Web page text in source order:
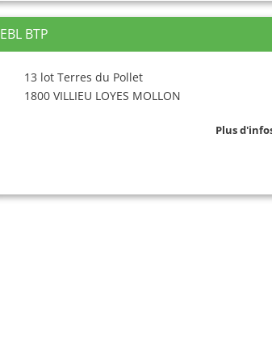
EBL BTP
13 lot Terres du Pollet
1800 VILLIEU LOYES MOLLON
Plus